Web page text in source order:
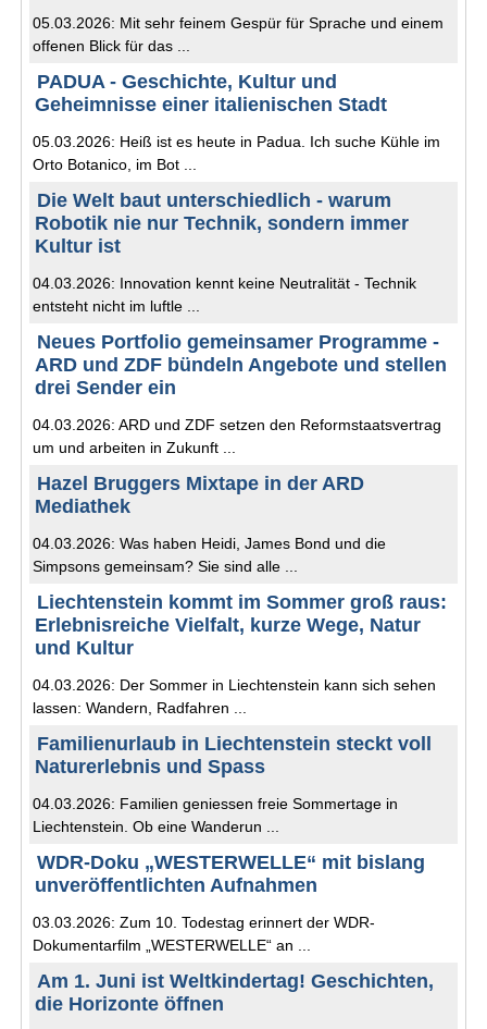
05.03.2026: Mit sehr feinem Gespür für Sprache und einem
offenen Blick für das ...
PADUA - Geschichte, Kultur und
Geheimnisse einer italienischen Stadt
05.03.2026: Heiß ist es heute in Padua. Ich suche Kühle im
Orto Botanico, im Bot ...
Die Welt baut unterschiedlich - warum
Robotik nie nur Technik, sondern immer
Kultur ist
04.03.2026: Innovation kennt keine Neutralität - Technik
entsteht nicht im luftle ...
Neues Portfolio gemeinsamer Programme -
ARD und ZDF bündeln Angebote und stellen
drei Sender ein
04.03.2026: ARD und ZDF setzen den Reformstaatsvertrag
um und arbeiten in Zukunft ...
Hazel Bruggers Mixtape in der ARD
Mediathek
04.03.2026: Was haben Heidi, James Bond und die
Simpsons gemeinsam? Sie sind alle ...
Liechtenstein kommt im Sommer groß raus:
Erlebnisreiche Vielfalt, kurze Wege, Natur
und Kultur
04.03.2026: Der Sommer in Liechtenstein kann sich sehen
lassen: Wandern, Radfahren ...
Familienurlaub in Liechtenstein steckt voll
Naturerlebnis und Spass
04.03.2026: Familien geniessen freie Sommertage in
Liechtenstein. Ob eine Wanderun ...
WDR-Doku „WESTERWELLE“ mit bislang
unveröffentlichten Aufnahmen
03.03.2026: Zum 10. Todestag erinnert der WDR-
Dokumentarfilm „WESTERWELLE“ an ...
Am 1. Juni ist Weltkindertag! Geschichten,
die Horizonte öffnen